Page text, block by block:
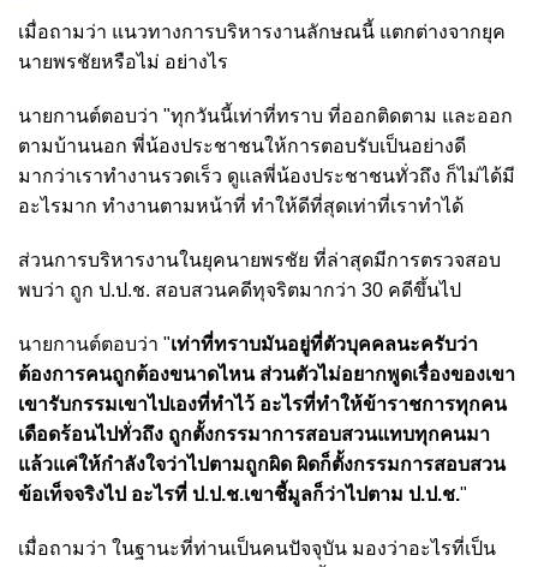
เมื่อถามว่า แนวทางการบริหารงานลักษณนี้ แตกต่างจากยุค
นายพรชัยหรือไม่ อย่างไร
นายกานต์ตอบว่า "ทุกวันนี้เท่าที่ทราบ ที่ออกติดตาม และออก
ตามบ้านนอก พี่น้องประชาชนให้การตอบรับเป็นอย่างดี
มากว่าเราทำงานรวดเร็ว ดูแลพี่น้องประชาชนทั่วถึง ก็ไม่ได้มี
อะไรมาก ทำงานตามหน้าที่ ทำให้ดีที่สุดเท่าที่เราทำได้
ส่วนการบริหารงานในยุคนายพรชัย ที่ล่าสุดมีการตรวจสอบ
พบว่า ถูก ป.ป.ช. สอบสวนคดีทุจริตมากว่า 30 คดีขึ้นไป
นายกานต์ตอบว่า "เท่าที่ทราบมันอยู่ที่ตัวบุคคลนะครับว่า
ต้องการคนถูกต้องขนาดไหน ส่วนตัวไม่อยากพูดเรื่องของเขา
เขารับกรรมเขาไปเองที่ทำไว้ อะไรที่ทำให้ข้าราชการทุกคน
เดือดร้อนไปทั่วถึง ถูกตั้งกรรมาการสอบสวนแทบทุกคนมา
แล้วแค่ให้กำลังใจว่าไปตามถูกผิด ผิดก็ตั้งกรรมการสอบสวน
ข้อเท็จจริงไป อะไรที่ ป.ป.ช.เขาชี้มูลก็ว่าไปตาม ป.ป.ช."
เมื่อถามว่า ในฐานะที่ท่านเป็นคนปัจจุบัน มองว่าอะไรที่เป็น